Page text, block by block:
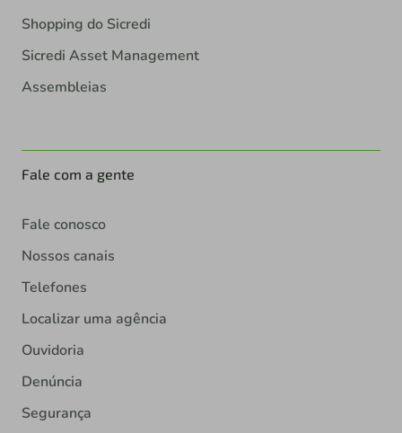
Shopping do Sicredi
Sicredi Asset Management
Assembleias
Fale com a gente
Fale conosco
Nossos canais
Telefones
Localizar uma agência
Ouvidoria
Denúncia
Segurança